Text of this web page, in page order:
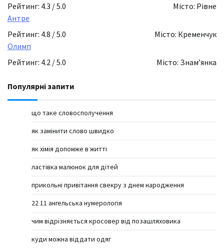
Рейтинг: 4.3 / 5.0
Місто: Рівне
Антре
Рейтинг: 4.8 / 5.0
Місто: Кременчук
Олимп
Рейтинг: 4.2 / 5.0
Місто: Знамʼянка
Популярні запити
що таке словосполучення
як замінити слово швидко
як хімія допомже в житті
ластівка малюнок для дітей
прикольні привітання свекру з днем народження
22 11 ангельська нумерологія
чим відрізняється кросовер від позашляховика
куди можна віддати одяг